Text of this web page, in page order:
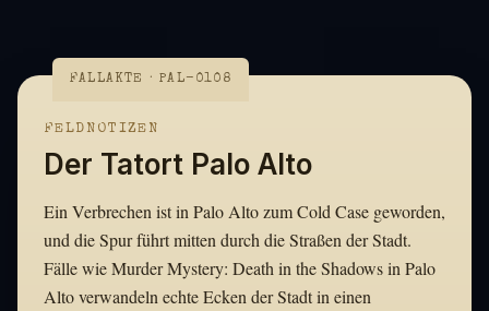
FALLAKTE · PAL-0108
FELDNOTIZEN
Der Tatort Palo Alto
Ein Verbrechen ist in Palo Alto zum Cold Case geworden,
und die Spur führt mitten durch die Straßen der Stadt.
Fälle wie Murder Mystery: Death in the Shadows in Palo
Alto verwandeln echte Ecken der Stadt in einen